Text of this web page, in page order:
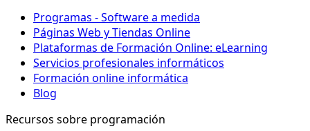
Programas - Software a medida
Páginas Web y Tiendas Online
Plataformas de Formación Online: eLearning
Servicios profesionales informáticos
Formación online informática
Blog
Recursos sobre programación